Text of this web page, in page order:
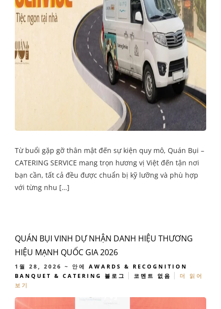
Từ buổi gặp gỡ thân mật đến sự kiện quy mô, Quán Bụi –
CATERING SERVICE mang trọn hương vị Việt đến tận nơi
bạn cần, tất cả đều được chuẩn bị kỹ lưỡng và phù hợp
với từng nhu […]
QUÁN BỤI VINH DỰ NHẬN DANH HIỆU THƯƠNG
HIỆU MẠNH QUỐC GIA 2026
1월 28, 2026 ~ 안에 AWARDS & RECOGNITION
BANQUET & CATERING
블로그 코멘트 없음
더 읽어
보기